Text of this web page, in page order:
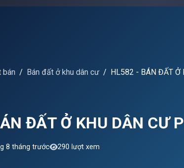
bán Bán đất ở khu dân cư HL582 - BÁN ĐẤT Ở
ĐẤT Ở KHU DÂN CƯ
8 tháng trước 290 lượt xem